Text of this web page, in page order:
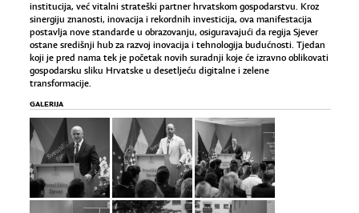
institucija, već vitalni strateški partner hrvatskom gospodarstvu. Kroz
sinergiju znanosti, inovacija i rekordnih investicija, ova manifestacija
postavlja nove standarde u obrazovanju, osiguravajući da regija Sjever
ostane središnji hub za razvoj inovacija i tehnologija budućnosti. Tjedan
koji je pred nama tek je početak novih suradnji koje će izravno oblikovati
gospodarsku sliku Hrvatske u desetljeću digitalne i zelene
transformacije.
GALERIJA